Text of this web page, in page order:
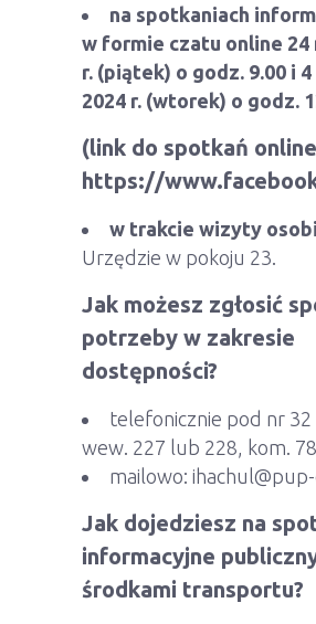
na spotkaniach
w formie czatu online 24
r. (piątek) o godz. 9.00 i
2024 r. (wtorek) o godz.
(link do spotkań online
https://
w trakcie wizyty
Urzędzie w pokoju 23.
Jak możesz zgłosić
potrzeby w zakresie
dostępności?
telefonicznie pod nr 32
wew. 227 lub 228, kom.
mailowo:
Jak dojedziesz na
informacyjne
środkami transportu?